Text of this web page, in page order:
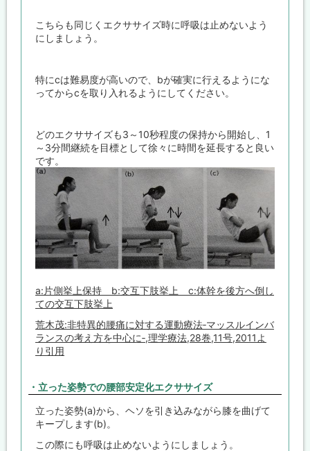
こちらも同じくエクササイズ時に呼吸は止めないよう
にしましょう。
特にcは難易度が高いので、bが確実に行えるようにな
ってからcを取り入れるようにしてください。
どのエクササイズも3～10秒程度の保持から開始し、1
～3分間継続を目標として徐々に時間を延長すると良い
です。
a:片側挙上保持 b:交互下肢挙上 c:体幹を後方へ倒し
ての交互下肢挙上
荒木茂:非特異的腰痛に対する運動療法‐マッスルインバ
ランスの考え方を中心に‐,理学療法,28巻,11号,2011よ
り引用
・立った姿勢での腰部安定化エクササイズ
立った姿勢(a)から、ヘソを引き込みながら膝を曲げて
キープします(b)。
この際にも呼吸は止めないようにしましょう。